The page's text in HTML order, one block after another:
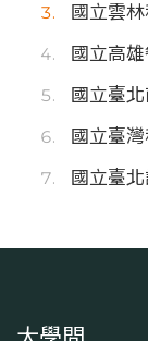
國立雲
國立高
國立臺
國立臺
國立臺